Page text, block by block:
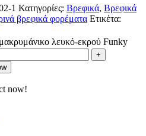
1 Κατηγορίες: Βρεφικά, Βρεφικά
βρεφικά φορέματα Ετικέτα:
λευκό-εκρού Funky
now!